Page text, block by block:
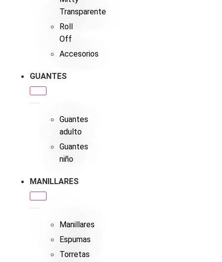
Transparente
Roll
Off
Accesorios
GUANTES
Guantes
adulto
Guantes
niño
MANILLARES
Manillares
Espumas
Torretas